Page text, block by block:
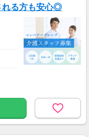
れる方も安心◎